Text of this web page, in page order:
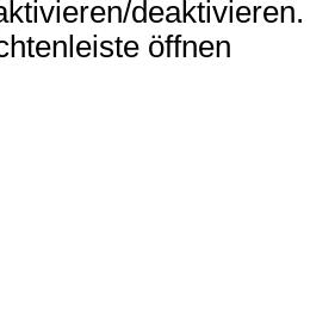
deaktivieren.
öffnen